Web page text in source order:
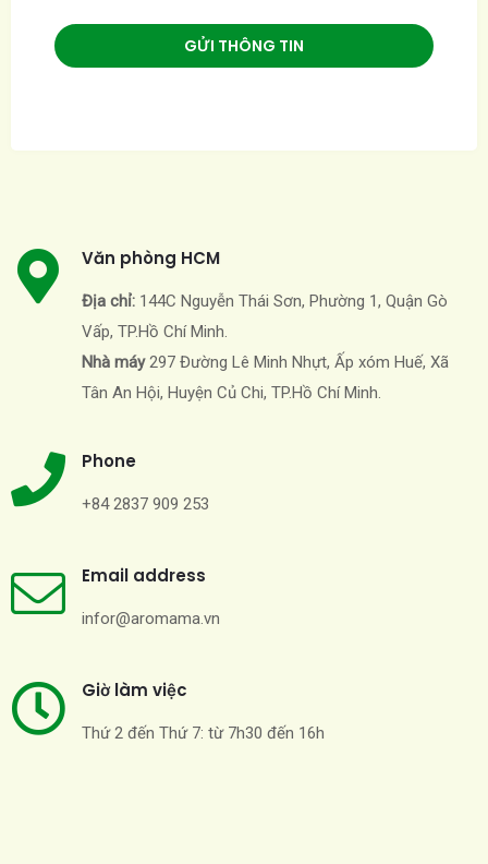
Văn phòng HCM
Địa chỉ: 144C Nguyễn Thái Sơn, Phường 1, Quận Gò
Vấp, TP.Hồ Chí Minh.
Nhà máy297 Đường Lê Minh Nhựt, Ấp xóm Huế, Xã
Tân An Hội, Huyện Củ Chi, TP.Hồ Chí Minh.
Phone
+84 2837 909 253
Email address
infor@aromama.vn
Giờ làm việc
Thứ 2 đến Thứ 7: từ 7h30 đến 16h